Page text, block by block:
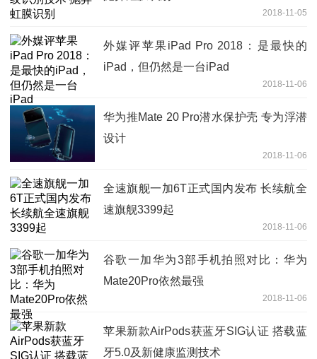
2018-11-05
外媒评苹果iPad Pro 2018：是最快的
iPad，但仍然是一台iPad
2018-11-06
华为推Mate 20 Pro潜水保护壳 专为浮潜
设计
2018-11-06
全速旗舰一加6T正式国内发布 长续航全
速旗舰3399起
2018-11-06
谷歌一加华为3部手机拍照对比：华为
Mate20Pro依然最强
2018-11-06
苹果新款AirPods获蓝牙SIG认证 搭载蓝
牙5.0及新健康监测技术